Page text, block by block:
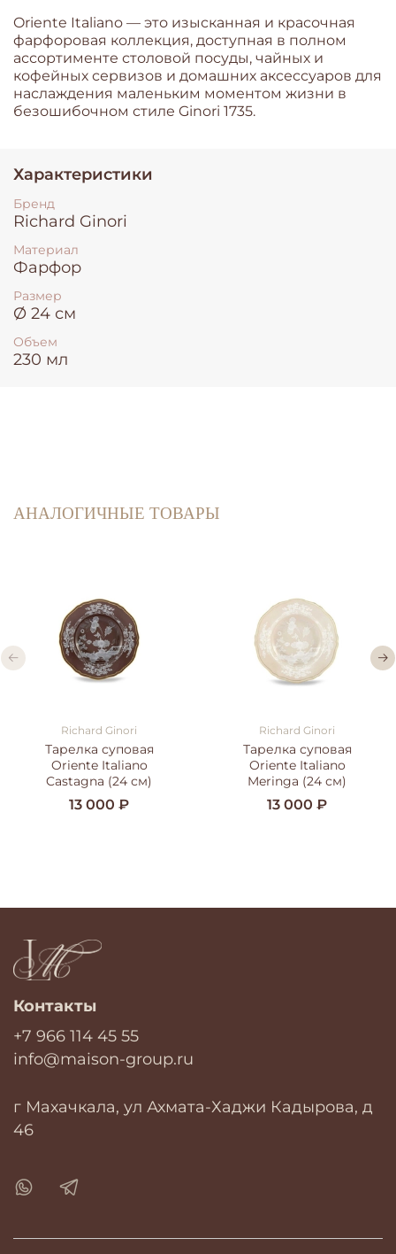
Oriente Italiano — это изысканная и красочная
фарфоровая коллекция, доступная в полном
ассортименте столовой посуды, чайных и
кофейных сервизов и домашних аксессуаров для
наслаждения маленьким моментом жизни в
безошибочном стиле Ginori 1735.
Характеристики
Бренд
Richard Ginori
Материал
Фарфор
Размер
Ø 24 см
Объем
230 мл
АНАЛОГИЧНЫЕ ТОВАРЫ
Richard Ginori
Тарелка суповая
Oriente Italiano
Castagna (24 см)
13 000 ₽
Richard Ginori
Тарелка суповая
Oriente Italiano
Meringa (24 см)
13 000 ₽
Контакты
+7 966 114 45 55
info@maison-group.ru
г Махачкала, ул Ахмата-Хаджи Кадырова, д
46